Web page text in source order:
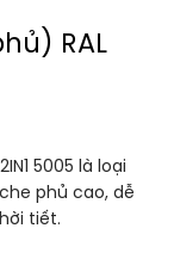
RAL
5005 là loại
phủ cao, dễ
tiết.